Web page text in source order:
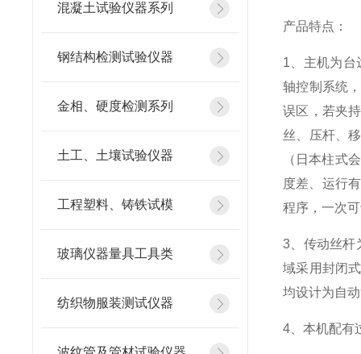
混凝土试验仪器系列
钢结构检测试验仪器
金相、硬度检测系列
土工、土壤试验仪器
工程塑料、铸铁试模
玻璃仪器量具工具类
纺织物服装测试仪器
产品特点：
1、主机为台
轴控制系统
误区，若夹
丝、压杆、
（日本柱式
度差、运行
程序，一次
3、传动丝杆
域采用封闭
均设计为自
4、本机配有